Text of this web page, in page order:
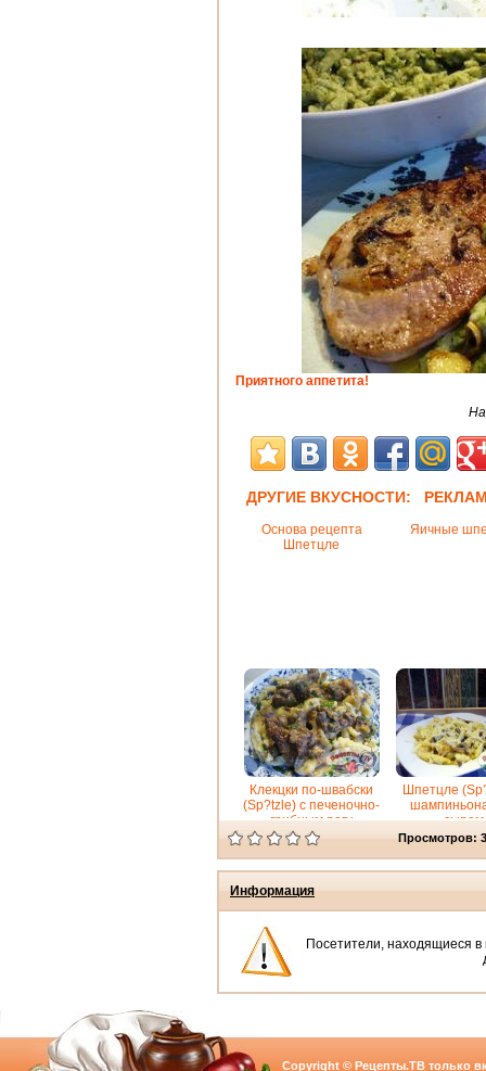
Приятного аппетита!
ДРУГИЕ ВКУСНОСТИ:
Основа рецепта
Шпетцле
Яичные
Клeкцки по-швабски
(Sp?tzle) с печеночно-
грибным рагу
Шпетцле
сыром
Просмотров:
Информация
Посетители, находящиеся в
Copyright © Рецепты.ТВ только